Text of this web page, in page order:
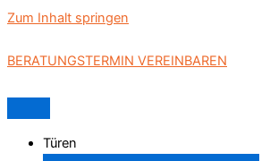
Zum Inhalt springen
BERATUNGSTERMIN VEREINBAREN
Türen